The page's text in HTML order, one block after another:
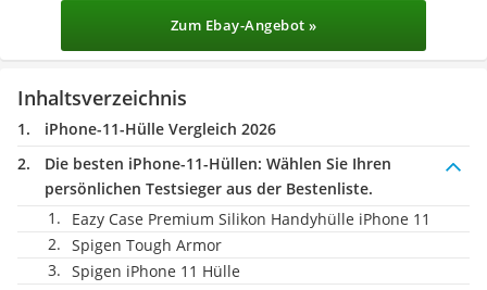
Zum Ebay-Angebot »
Inhaltsverzeichnis
iPhone-11-Hülle Vergleich 2026
Die besten iPhone-11-Hüllen: Wählen Sie Ihren
persönlichen Testsieger aus der Bestenliste.
Eazy Case Premium Silikon Handyhülle iPhone 11
Spigen Tough Armor
Spigen iPhone 11 Hülle